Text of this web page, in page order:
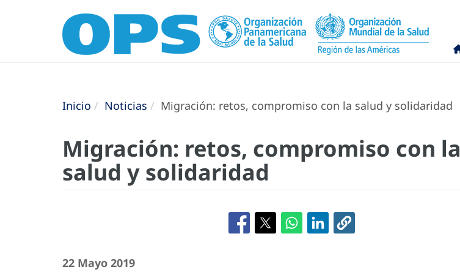
Inicio Noticias Migración: retos, compromiso con la salud y solidaridad
Migración: retos, compromiso con la
salud y solidaridad
22 Mayo 2019